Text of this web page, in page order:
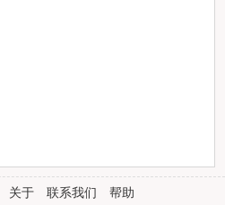
关于 联系我们 帮助